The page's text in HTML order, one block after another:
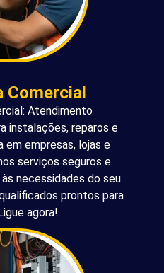
Comercial
Atendimento
instalações, reparos e
empresas, lojas e
serviços seguros e
necessidades do seu
prontos para
agora!